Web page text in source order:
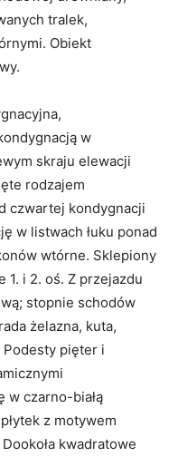
tralek,
Obiekt
w
skraju elewacji
rodzajem
czwartej kondygnacji
w listwach łuku ponad
wtórne. Sklepiony
1. i 2. oś. Z przejazdu
stopnie schodów
żelazna, kuta,
pięter i
w czarno-białą
z motywem
kwadratowe